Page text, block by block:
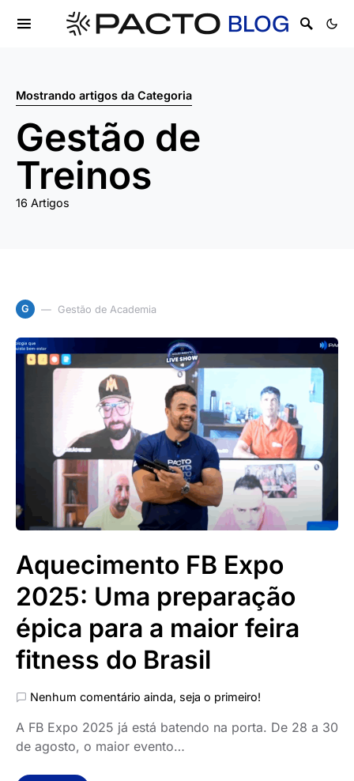
Mostrando artigos da Categoria
Gestão de
Treinos
16 Artigos
G Gestão de Academia
Aquecimento FB Expo
2025: Uma preparação
épica para a maior feira
fitness do Brasil
Nenhum comentário ainda, seja o primeiro!
A FB Expo 2025 já está batendo na porta. De 28 a 30
de agosto, o maior evento…